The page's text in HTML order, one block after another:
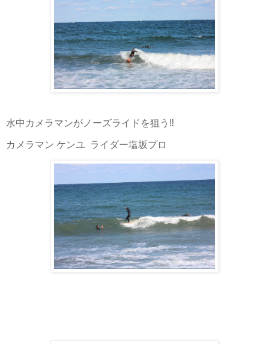
水中カメラマンがノーズライドを狙う‼️
カメラマン ケンユ ライダー塩坂プロ